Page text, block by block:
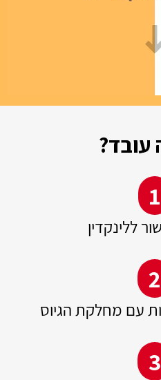
עובד?
1
ללינקדין
2
עם מחלקת הגיוס
3